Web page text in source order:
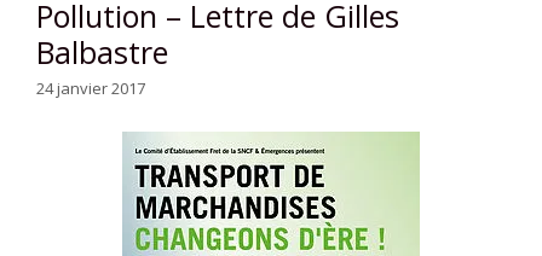
Pollution – Lettre de Gilles
Balbastre
24 janvier 2017